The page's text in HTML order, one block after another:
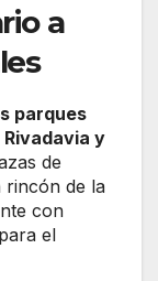
a
parques
y
de
rincón de la
con
el